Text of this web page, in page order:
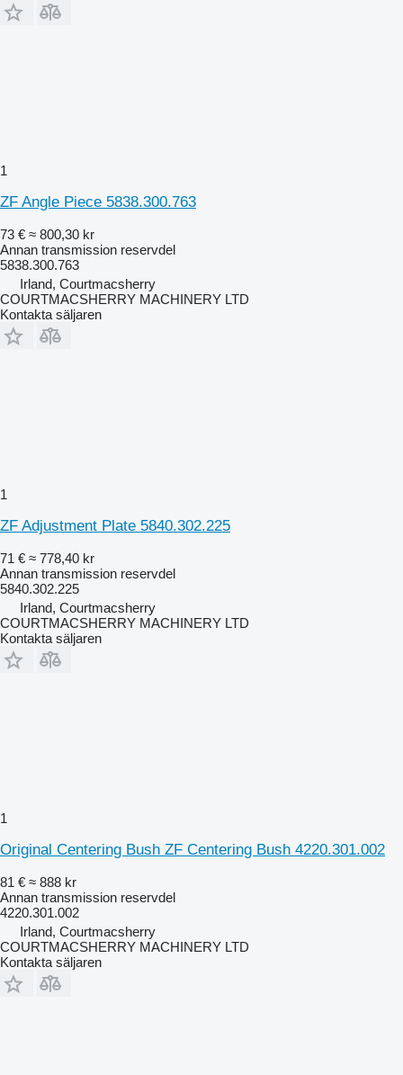
1
ZF Angle Piece 5838.300.763
73 € ≈ 800,30 kr
Annan transmission reservdel
5838.300.763
Irland, Courtmacsherry
COURTMACSHERRY MACHINERY LTD
Kontakta säljaren
1
ZF Adjustment Plate 5840.302.225
71 € ≈ 778,40 kr
Annan transmission reservdel
5840.302.225
Irland, Courtmacsherry
COURTMACSHERRY MACHINERY LTD
Kontakta säljaren
1
Original Centering Bush ZF Centering Bush 4220.301.002
81 € ≈ 888 kr
Annan transmission reservdel
4220.301.002
Irland, Courtmacsherry
COURTMACSHERRY MACHINERY LTD
Kontakta säljaren